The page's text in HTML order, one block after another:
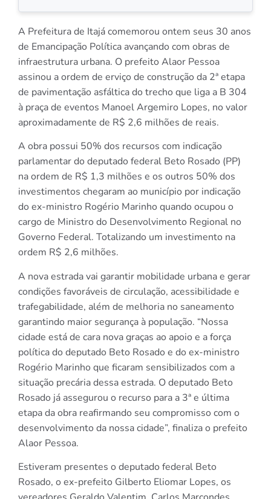
A Prefeitura de Itajá comemorou ontem seus 30 anos
de Emancipação Política avançando com obras de
infraestrutura urbana. O prefeito Alaor Pessoa
assinou a ordem de erviço de construção da 2ª etapa
de pavimentação asfáltica do trecho que liga a B 304
à praça de eventos Manoel Argemiro Lopes, no valor
aproximadamente de R$ 2,6 milhões de reais.
A obra possui 50% dos recursos com indicação
parlamentar do deputado federal Beto Rosado (PP)
na ordem de R$ 1,3 milhões e os outros 50% dos
investimentos chegaram ao município por indicação
do ex-ministro Rogério Marinho quando ocupou o
cargo de Ministro do Desenvolvimento Regional no
Governo Federal. Totalizando um investimento na
ordem R$ 2,6 milhões.
A nova estrada vai garantir mobilidade urbana e gerar
condições favoráveis de circulação, acessibilidade e
trafegabilidade, além de melhoria no saneamento
garantindo maior segurança à população. “Nossa
cidade está de cara nova graças ao apoio e a força
política do deputado Beto Rosado e do ex-ministro
Rogério Marinho que ficaram sensibilizados com a
situação precária dessa estrada. O deputado Beto
Rosado já assegurou o recurso para a 3ª e última
etapa da obra reafirmando seu compromisso com o
desenvolvimento da nossa cidade”, finaliza o prefeito
Alaor Pessoa.
Estiveram presentes o deputado federal Beto
Rosado, o ex-prefeito Gilberto Eliomar Lopes, os